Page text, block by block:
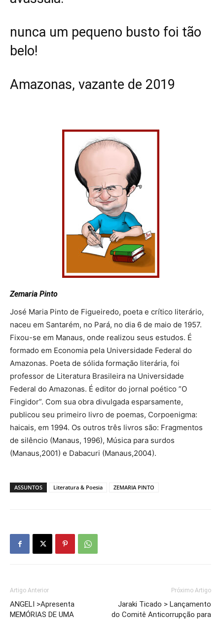
nunca um pequeno busto foi tão
belo!
Amazonas, vazante de 2019
Zemaria Pinto
José Maria Pinto de Figueiredo, poeta e crítico literário,
naceu em Santarém, no Pará, no dia 6 de maio de 1957.
Fixou-se em Manaus, onde realizou seus estudos. É
formado em Economia pela Universidade Federal do
Amazonas. Poeta de sólida formação literária, foi
professor de Literatura Brasileira na Universidade
Federal do Amazonas. É editor do jornal poético ”O
Fingidor”. Com sua obra divulgada esparsamente,
publicou seu primeiro livro de poemas, Corpoenigma:
haicais, em 1994. Os outros três livros são: Fragmentos
de silêncio (Manaus, 1996), Música para surdos
(Manaus,2001) e Dabacuri (Manaus,2004).
ASSUNTOS Literatura & Poesia ZEMARIA PINTO
Artigo Anterior
ANGELI >Apresenta
MEMÓRIAS DE UMA
Próximo Artigo
Jaraki Ticado > Lançamento
do Comitê Anticorrupção para